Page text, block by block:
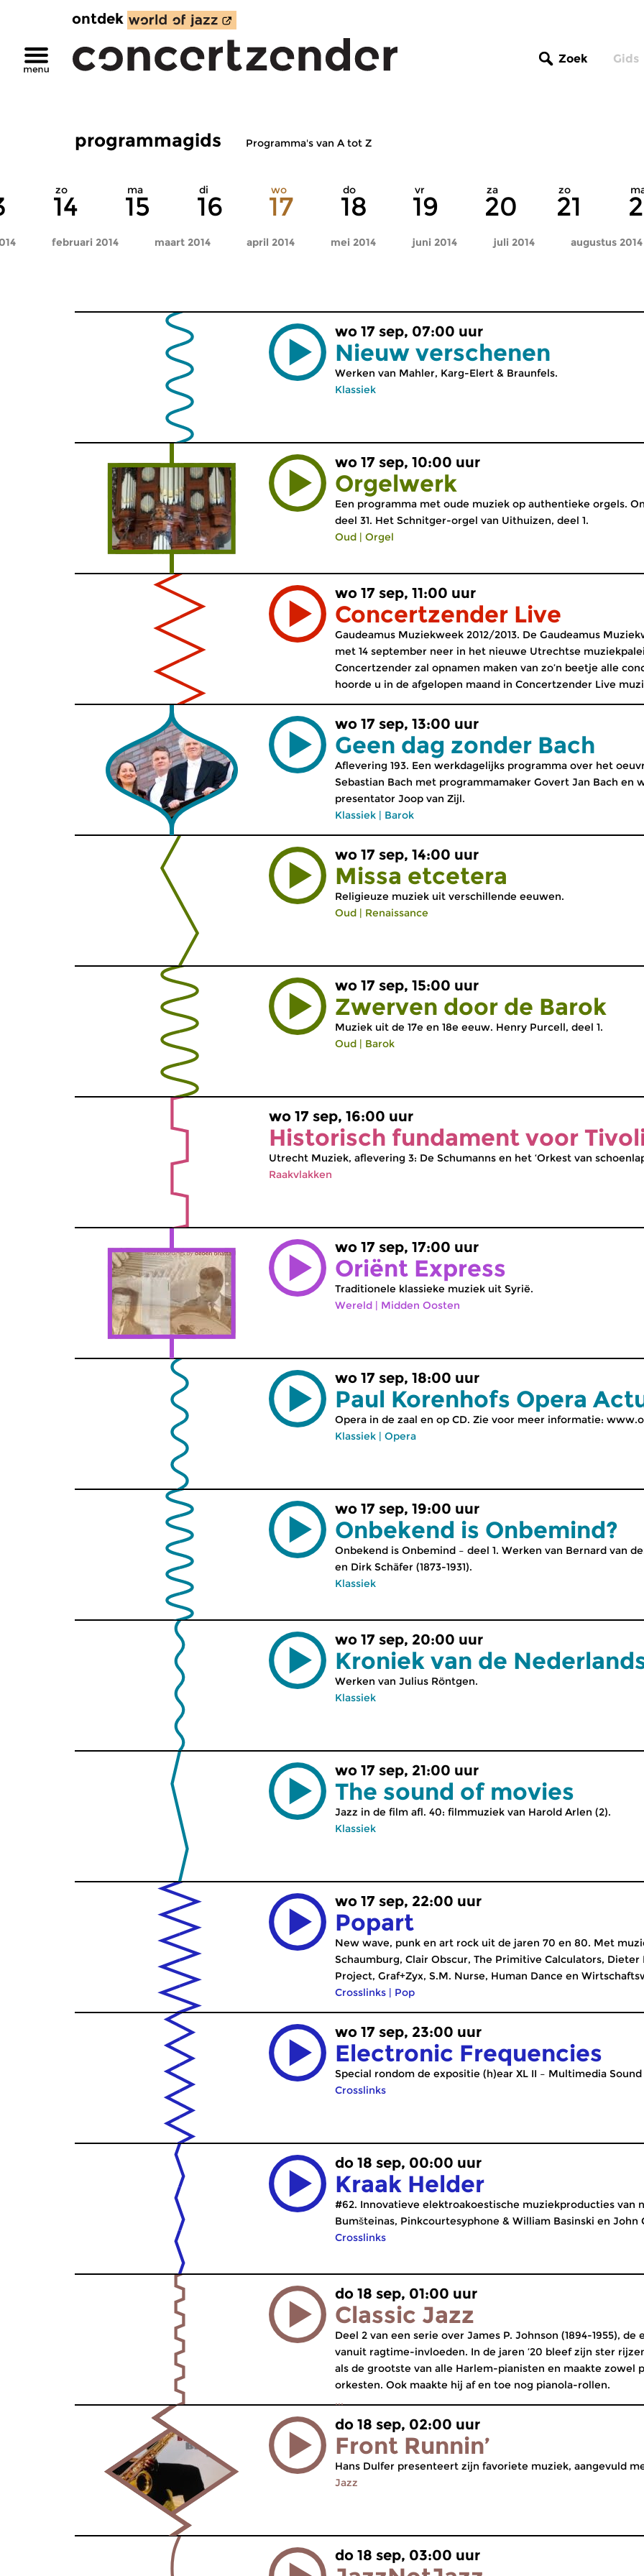
ontdek
Zoek Gids
programmagids Programma's van A tot Z
zo
14
ma
15
di
16
wo
17
do
18
vr
19
za
20
zo
21
februari 2014 maart 2014 april 2014 mei 2014 juni 2014 juli 2014 augustus 2014
wo 17 sep, 07:00 uur
Nieuw verschenen
Werken van Mahler, Karg-Elert & Braunfels.
Klassiek
wo 17 sep, 10:00 uur
Orgelwerk
Een programma met oude muziek op authentieke orgels.
deel 31. Het Schnitger-orgel van Uithuizen, deel 1.
Oud | Orgel
wo 17 sep, 11:00 uur
Concertzender Live
Gaudeamus Muziekweek 2012/2013. De Gaudeamus
met 14 september neer in het nieuwe Utrechtse
Concertzender zal opnamen maken van zo’n beetje alle
hoorde u in de afgelopen maand in Concertzender Live
wo 17 sep, 13:00 uur
Geen dag zonder Bach
Aflevering 193. Een werkdagelijks programma over het
Sebastian Bach met programmamaker Govert Jan Bach en
presentator Joop van Zijl.
Klassiek | Barok
wo 17 sep, 14:00 uur
Missa etcetera
Religieuze muziek uit verschillende eeuwen.
Oud | Renaissance
wo 17 sep, 15:00 uur
Zwerven door de Barok
Muziek uit de 17e en 18e eeuw. Henry Purcell, deel 1.
Oud | Barok
wo 17 sep, 16:00 uur
Historisch fundament voor
Utrecht Muziek, aflevering 3: De Schumanns en het ‘Orkest van
Raakvlakken
wo 17 sep, 17:00 uur
Oriënt Express
Traditionele klassieke muziek uit Syrië.
Wereld | Midden Oosten
wo 17 sep, 18:00 uur
Paul Korenhofs Opera
Opera in de zaal en op CD. Zie voor meer informatie:
Klassiek | Opera
wo 17 sep, 19:00 uur
Onbekend is Onbemind?
Onbekend is Onbemind – deel 1. Werken van Bernard van
en Dirk Schäfer (1873-1931).
Klassiek
wo 17 sep, 20:00 uur
Kroniek van de
Werken van Julius Röntgen.
Klassiek
wo 17 sep, 21:00 uur
The sound of movies
Jazz in de film afl. 40: filmmuziek van Harold Arlen (2).
Klassiek
wo 17 sep, 22:00 uur
Popart
New wave, punk en art rock uit de jaren 70 en 80. Met
Schaumburg, Clair Obscur, The Primitive Calculators, Dieter
Project, Graf+Zyx, S.M. Nurse, Human Dance en
Crosslinks | Pop
wo 17 sep, 23:00 uur
Electronic Frequencies
Special rondom de expositie (h)ear XL II – Multimedia
Crosslinks
do 18 sep, 00:00 uur
Kraak Helder
#62. Innovatieve elektroakoestische muziekproducties van
Bumšteinas, Pinkcourtesyphone & William Basinski en John
Crosslinks
do 18 sep, 01:00 uur
Classic Jazz
Deel 2 van een serie over James P. Johnson (1894-1955),
vanuit ragtime-invloeden. In de jaren ’20 bleef zijn ster
als de grootste van alle Harlem-pianisten en maakte zowel
orkesten. Ook maakte hij af en toe nog pianola-rollen.
...
do 18 sep, 02:00 uur
Front Runnin’
Hans Dulfer presenteert zijn favoriete muziek, aangevuld
Jazz
do 18 sep, 03:00 uur